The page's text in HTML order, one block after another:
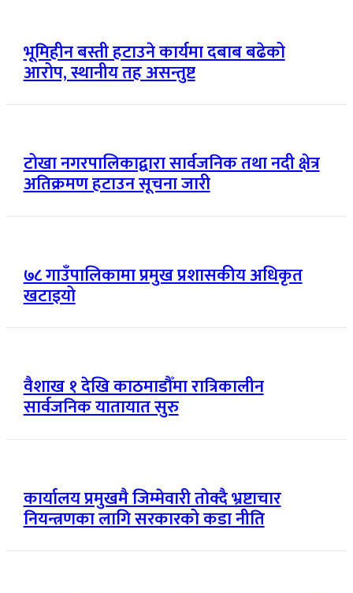
भूमिहीन बस्ती हटाउने कार्यमा दबाब बढेको
आरोप, स्थानीय तह असन्तुष्ट
टोखा नगरपालिकाद्वारा सार्वजनिक तथा नदी क्षेत्र
अतिक्रमण हटाउन सूचना जारी
७८ गाउँपालिकामा प्रमुख प्रशासकीय अधिकृत
खटाइयो
वैशाख १ देखि काठमाडौँमा रात्रिकालीन
सार्वजनिक यातायात सुरु
कार्यालय प्रमुखमै जिम्मेवारी तोक्दै भ्रष्टाचार
नियन्त्रणका लागि सरकारको कडा नीति